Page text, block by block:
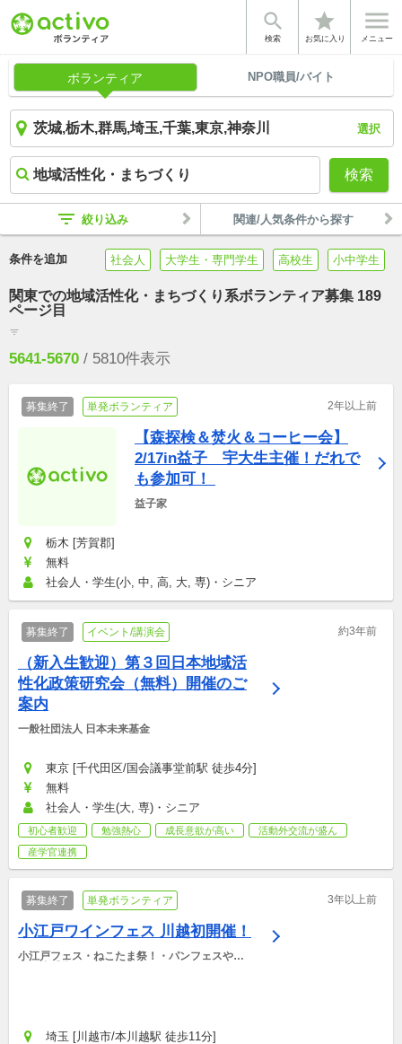

検索
star
お気に入り

メニュー
ボランティア NPO職員/バイト
選択
検索
filter_list 絞り込み 関連/人気条件から探す
条件を追加 社会人 大学生・専門学生 高校生 小中学生
関東での地域活性化・まちづくり系ボランティア募集 189
ページ目
filter_list
5641-5670 / 5810件表示
募集終了 単発ボランティア 2年以上前
【森探検＆焚火＆コーヒー会】
2/17in益子　宇大生主催！だれで
益子家
栃木 [芳賀郡]
無料
社会人・学生(小, 中, 高, 大, 専)・シニア
募集終了 イベント/講演会 約3年前
（新入生歓迎）第３回日本地域活
性化政策研究会（無料）開催のご
案内
一般社団法人 日本未来基金
東京 [千代田区/国会議事堂前駅 徒歩4分]
無料
社会人・学生(大, 専)・シニア
初心者歓迎 勉強熱心 成長意欲が高い
活動外交流が盛ん
産学官連携
募集終了 単発ボランティア 3年以上前
小江戸ワインフェス 川越初開催！
小江戸フェス・ねこたま祭！・パンフェスやろ
埼玉 [川越市/本川越駅 徒歩11分]